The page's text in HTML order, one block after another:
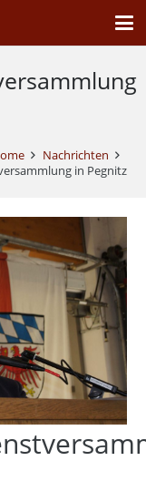
Nachrichten
in Pegnitz